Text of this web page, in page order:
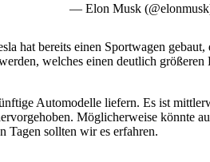
— Elon Musk
hat bereits einen Sportwagen
welches einen deutlich
Automodelle liefern. Es ist
Möglicherweise könnte
Tagen sollten wir es erfahren.